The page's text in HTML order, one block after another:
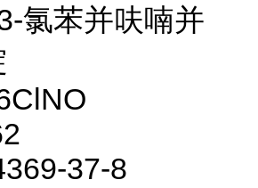
氯苯并呋喃并
37-8